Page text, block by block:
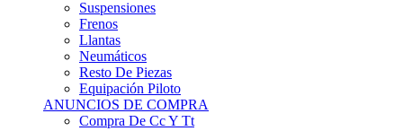
Llantas
Neumáticos
Resto De Piezas
Equipación Piloto
ANUNCIOS DE COMPRA
Compra De Cc Y Tt
Compra De Piezas